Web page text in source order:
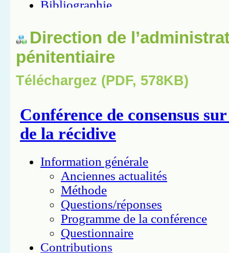
Direction de
pénitentiaire
Téléchargez (PDF, 578KB)